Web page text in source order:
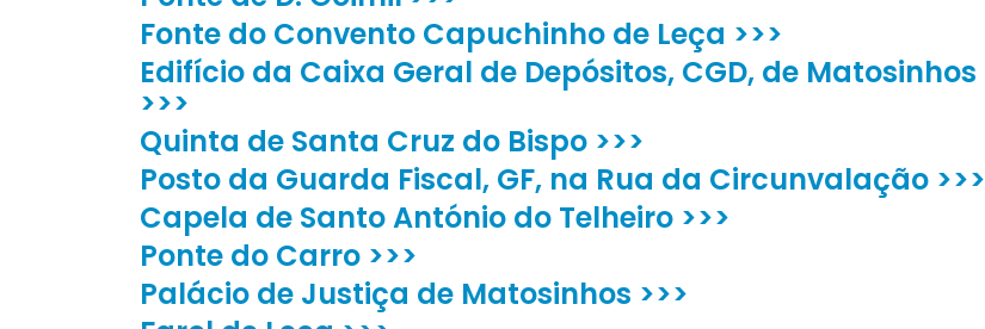
Fonte do Convento Capuchinho de Leça >>>
Edifício da Caixa Geral de Depósitos, CGD, de Matosinhos
>>>
Quinta de Santa Cruz do Bispo >>>
Posto da Guarda Fiscal, GF, na Rua da Circunvalação >>>
Capela de Santo António do Telheiro >>>
Ponte do Carro >>>
Palácio de Justiça de Matosinhos >>>